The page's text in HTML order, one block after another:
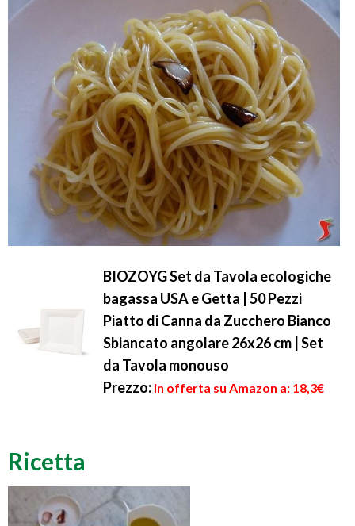
BIOZOYG Set da Tavola ecologiche
bagassa USA e Getta | 50 Pezzi
Piatto di Canna da Zucchero Bianco
Sbiancato angolare 26x26 cm | Set
da Tavola monouso
Prezzo: in offerta su Amazon a: 18,3€
Ricetta